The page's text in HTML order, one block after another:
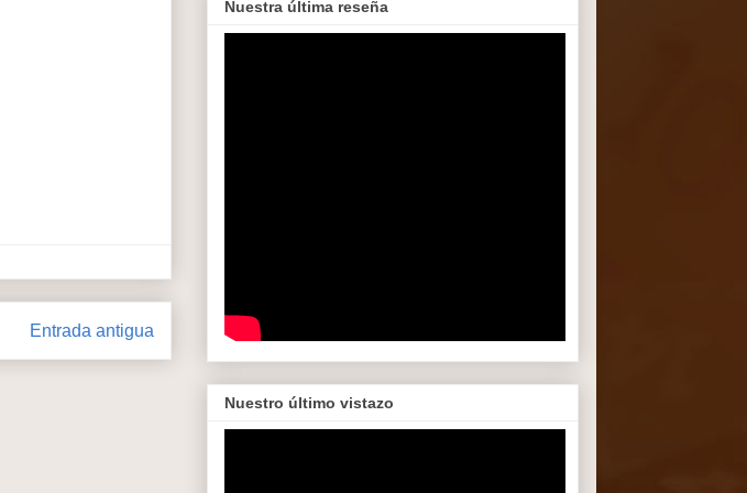
Entrada antigua
Nuestra última reseña
Nuestro último vistazo